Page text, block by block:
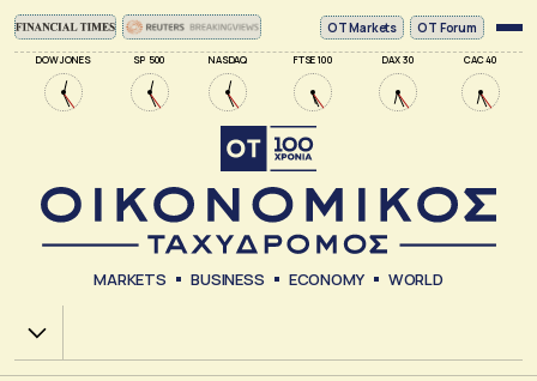
DOW JONES SP 500 NASDAQ FTSE 100 DAX 30 CAC 40
ΟΤ Markets OT Forum
MARKETS BUSINESS ECONOMY WORLD
Χ.Α.